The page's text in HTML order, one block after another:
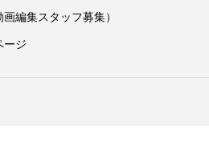
編集スタッフ募集）
ージ